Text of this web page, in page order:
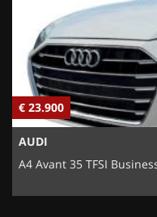
€ 23.900
AUDI
A4 Avant 35 TFSI